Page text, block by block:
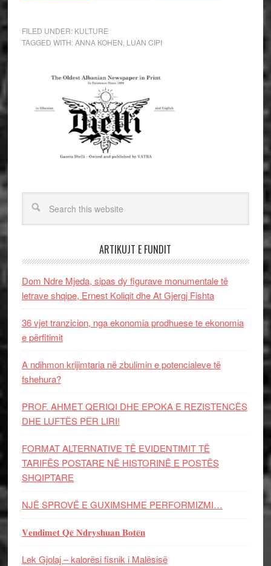
FILED UNDER: KULTURE
TAGGED WITH:ANNA KOHEN LUAN CIPI
ARTIKUJT E FUNDIT
Dom Ndre Mjeda, sipas dy figurave monumentale të
letrave shqipe, Ernest Koliqit dhe At Gjergj Fishta
36 vjet tranzicion, nga ekonomia prodhuese te ekonomia
e përfitimit
A ndihmon krijimtaria në zbulimin e potencialeve të
fshehura?
PROF. AHMET QERIQI DHE EPOKA E REZISTENCЁS
DHE LUFTЁS PЁR LIRI!
FORMAT ALTERNATIVE TË EVIDENTIMIT TË
TARIFËS POSTARE NË HISTORINË E POSTËS
SHQIPTARE
NJË SPROVË E GUXIMSHME PERFORMIZMI…
𝐕𝐞𝐧𝐝𝐢𝐦𝐞𝐭 𝐐𝐞̈ 𝐍𝐝𝐫𝐲𝐬𝐡𝐮𝐚𝐧 𝐁𝐨𝐭𝐞̈𝐧
Lek Gjolaj – kalorësi fisnik i Malësisë